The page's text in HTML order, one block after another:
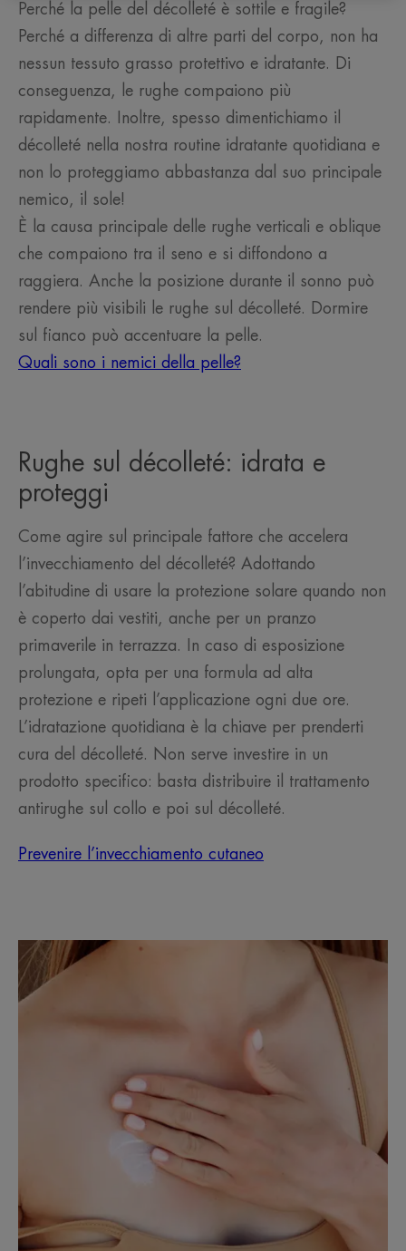
Perché la pelle del décolleté è sottile e fragile?
Perché a differenza di altre parti del corpo, non ha
nessun tessuto grasso protettivo e idratante. Di
conseguenza, le rughe compaiono più
rapidamente. Inoltre, spesso dimentichiamo il
décolleté nella nostra routine idratante quotidiana e
non lo proteggiamo abbastanza dal suo principale
nemico, il sole!
È la causa principale delle rughe verticali e oblique
che compaiono tra il seno e si diffondono a
raggiera. Anche la posizione durante il sonno può
rendere più visibili le rughe sul décolleté. Dormire
sul fianco può accentuare la pelle.
Quali sono i nemici della pelle?
Rughe sul décolleté: idrata e
proteggi
Come agire sul principale fattore che accelera
l’invecchiamento del décolleté? Adottando
l’abitudine di usare la protezione solare quando non
è coperto dai vestiti, anche per un pranzo
primaverile in terrazza. In caso di esposizione
prolungata, opta per una formula ad alta
protezione e ripeti l’applicazione ogni due ore.
L’idratazione quotidiana è la chiave per prenderti
cura del décolleté. Non serve investire in un
prodotto specifico: basta distribuire il trattamento
antirughe sul collo e poi sul décolleté.
Prevenire l’invecchiamento cutaneo